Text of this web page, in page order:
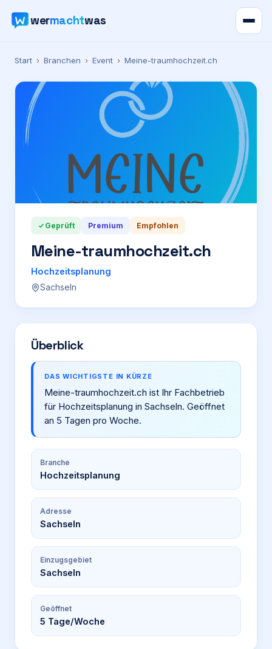
wermachtwas
Verzeichnis
Karte
News
Werbung
Preise
Start › Branchen › Event › Meine-traumhochzeit.ch
Geprüft Premium Empfohlen
Meine-traumhochzeit.ch
Hochzeitsplanung
Sachseln
Überblick
DAS WICHTIGSTE IN KÜRZE
Meine-traumhochzeit.ch ist Ihr Fachbetrieb
für Hochzeitsplanung in Sachseln. Geöffnet
an 5 Tagen pro Woche.
Branche
Hochzeitsplanung
Adresse
Sachseln
Einzugsgebiet
Sachseln
Geöffnet
5 Tage/Woche